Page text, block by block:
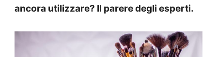
ancora utilizzare? Il parere degli esperti.